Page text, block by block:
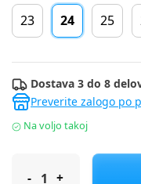
23 24 25
Dostava 3 do 8
Preverite zalogo po
Na voljo takoj
Skechers športni copat